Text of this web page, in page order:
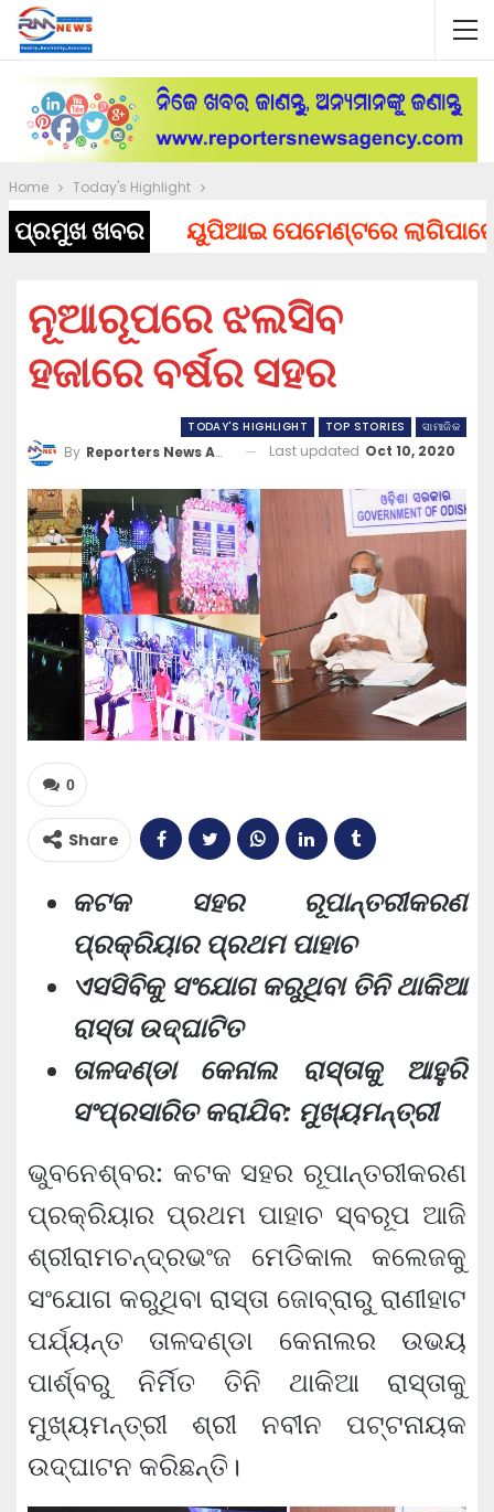
Home Today's Highlight
ପ୍ରମୁଖ ଖବରୟୁପିଆଇ ପେମେଣ୍ଟରେ ଲାଗିପାରେ
ନୂଆରୂପରେ ଝଲସିବ
ହଜାରେ ବର୍ଷର ସହର
TODAY'S HIGHLIGHT TOP STORIES ସାମାଜିକ
By Reporters News Agency Last updated Oct 10, 2020
0
Share
କଟକ ସହର ରୂପାନ୍ତରୀକରଣ
ପ୍ରକ୍ରିୟାର ପ୍ରଥମ ପାହାଚ
ଏସସିବିକୁ ସଂଯୋଗ କରୁଥିବା ତିନି ଥାକିଆ
ରାସ୍ତା ଉଦ୍‌ଘାଟିତ
ତାଳଦଣ୍ଡା କେନାଲ ରାସ୍ତାକୁ ଆହୁରି
ସଂପ୍ରସାରିତ କରାଯିବ: ମୁଖ୍ୟମନ୍ତ୍ରୀ
ଭୁବନେଶ୍ବର: କଟକ ସହର ରୂପାନ୍ତରୀକରଣ
ପ୍ରକ୍ରିୟାର ପ୍ରଥମ ପାହାଚ ସ୍ବରୂପ ଆଜି
ଶ୍ରୀରାମଚନ୍ଦ୍ରଭଂଜ ମେଡିକାଲ କଲେଜକୁ
ସଂଯୋଗ କରୁଥିବା ରାସ୍ତା ଜୋବ୍ରାରୁ ରାଣୀହାଟ
ପର୍ଯ୍ୟନ୍ତ ତାଳଦଣ୍ଡା କେନାଲର ଉଭୟ
ପାର୍ଶ୍ବରୁ ନିର୍ମିତ ତିନି ଥାକିଆ ରାସ୍ତାକୁ
ମୁଖ୍ୟମନ୍ତ୍ରୀ ଶ୍ରୀ ନବୀନ ପଟ୍ଟନାୟକ
ଉଦ୍‌ଘାଟନ କରିଛନ୍ତି।